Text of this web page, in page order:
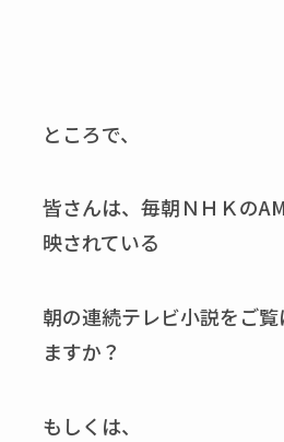
ところで、
皆さんは、毎朝ＮＨＫの
映されている
朝の連続テレビ小説をご
ますか？
もしくは、